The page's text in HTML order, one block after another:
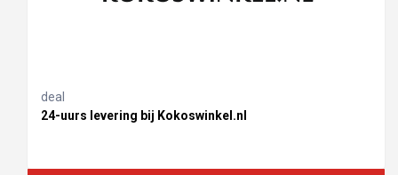
deal
24-uurs levering bij Kokoswinkel.nl